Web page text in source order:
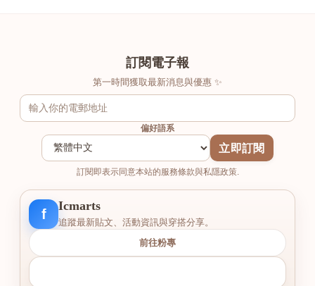
訂閱電子報
第一時間獲取最新消息與優惠 ✨
偏好語系
立即訂閱
訂閱即表示同意本站的服務條款與私隱政策.
f
Icmarts
追蹤最新貼文、活動資訊與穿搭分享。
前往粉專